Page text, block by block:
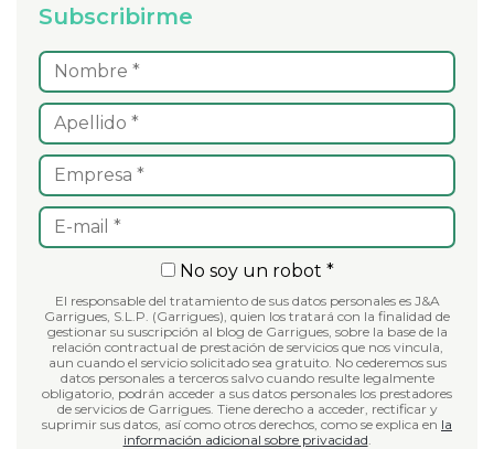
Subscribirme
No soy un robot *
El responsable del tratamiento de sus datos personales es J&A
Garrigues, S.L.P. (Garrigues), quien los tratará con la finalidad de
gestionar su suscripción al blog de Garrigues, sobre la base de la
relación contractual de prestación de servicios que nos vincula,
aun cuando el servicio solicitado sea gratuito. No cederemos sus
datos personales a terceros salvo cuando resulte legalmente
obligatorio, podrán acceder a sus datos personales los prestadores
de servicios de Garrigues. Tiene derecho a acceder, rectificar y
suprimir sus datos, así como otros derechos, como se explica en la
información adicional sobre privacidad